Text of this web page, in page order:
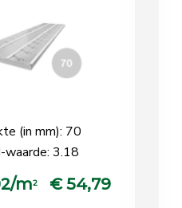
(in mm): 70
waarde: 3.18
m2 € 54,79